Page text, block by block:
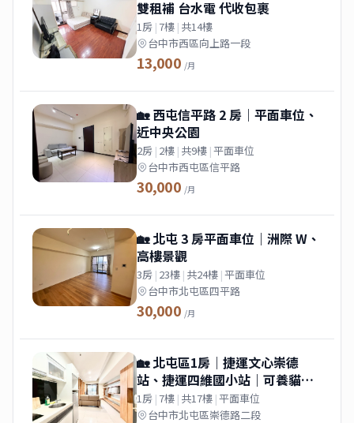
雙租補 台水電 代收包裹
1房 | 7樓 | 共14樓
台中市西區向上路一段
13,000 /月
🏡 西屯信平路 2 房｜平面車位、
近中央公園
2房 | 2樓 | 共9樓 |平面車位
台中市西屯區信平路
30,000 /月
🏡 北屯 3 房平面車位｜洲際 W、
高樓景觀
3房 | 23樓 | 共24樓 |平面車位
台中市北屯區四平路
30,000 /月
🏡 北屯區1房｜捷運文心崇德
站、捷運四維國小站｜可養貓、
租屋補助
1房 | 7樓 | 共17樓 |平面車位
台中市北屯區崇德路二段